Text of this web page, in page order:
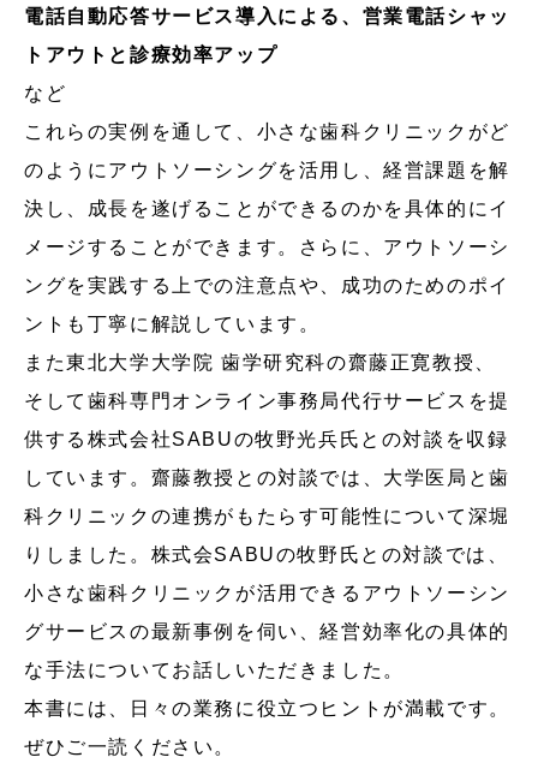
電話自動応答サービス導入による、営業電話シャッ
トアウトと診療効率アップ
など
これらの実例を通して、小さな歯科クリニックがど
のようにアウトソーシングを活用し、経営課題を解
決し、成長を遂げることができるのかを具体的にイ
メージすることができます。さらに、アウトソーシ
ングを実践する上での注意点や、成功のためのポイ
ントも丁寧に解説しています。
また東北大学大学院 歯学研究科の齋藤正寛教授、
そして歯科専門オンライン事務局代行サービスを提
供する株式会社SABUの牧野光兵氏との対談を収録
しています。齋藤教授との対談では、大学医局と歯
科クリニックの連携がもたらす可能性について深堀
りしました。株式会SABUの牧野氏との対談では、
小さな歯科クリニックが活用できるアウトソーシン
グサービスの最新事例を伺い、経営効率化の具体的
な手法についてお話しいただきました。
本書には、日々の業務に役立つヒントが満載です。
ぜひご一読ください。